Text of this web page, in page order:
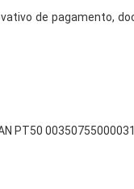
de pagamento,
PT50